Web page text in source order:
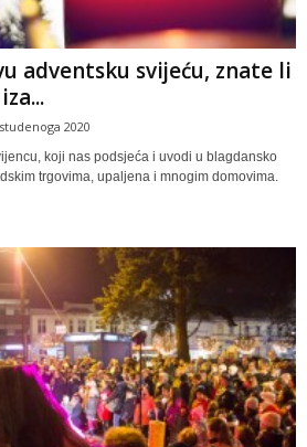
adventsku svijeću, znate li
2020
koji nas podsjeća i uvodi u blagdansko
trgovima, upaljena i mnogim domovima.